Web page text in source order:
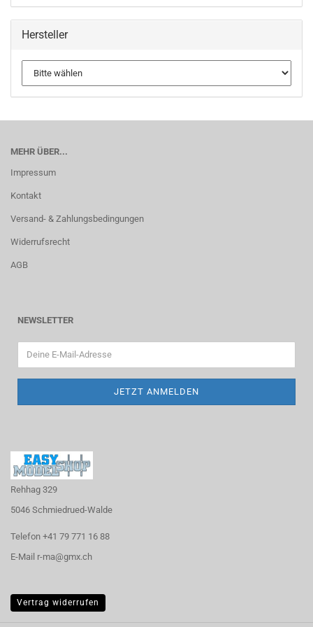
Hersteller
MEHR ÜBER...
Impressum
Kontakt
Versand- & Zahlungsbedingungen
Widerrufsrecht
AGB
NEWSLETTER
Rehhag 329
5046 Schmiedrued-Walde
Telefon +41 79 771 16 88
E-Mail r-ma@gmx.ch
Vertrag widerrufen